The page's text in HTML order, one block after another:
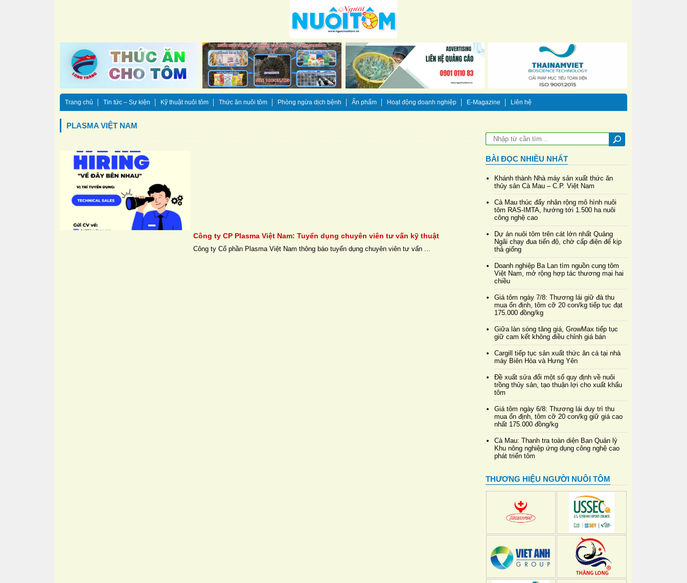
Trang chủ Tin tức – Sự kiện Kỹ thuật nuôi tôm Thức ăn nuôi tôm Phòng ngừa dịch bệnh Ấn phẩm Hoạt động doanh nghiệp E-Magazine Liên hệ
PLASMA VIỆT NAM
Công ty CP Plasma Việt Nam: Tuyển dụng chuyên viên tư vấn kỹ thuật
Công ty Cổ phần Plasma Việt Nam thông báo tuyển dụng chuyên viên tư vấn ...
BÀI ĐỌC NHIỀU NHẤT
Khánh thành Nhà máy sản xuất thức ăn
thủy sản Cà Mau – C.P. Việt Nam
Cà Mau thúc đẩy nhân rộng mô hình nuôi
tôm RAS-IMTA, hướng tới 1.500 ha nuôi
công nghệ cao
Dự án nuôi tôm trên cát lớn nhất Quảng
Ngãi chạy đua tiến độ, chờ cấp điện để kịp
thả giống
Doanh nghiệp Ba Lan tìm nguồn cung tôm
Việt Nam, mở rộng hợp tác thương mại hai
chiều
Giá tôm ngày 7/8: Thương lái giữ đà thu
mua ổn định, tôm cỡ 20 con/kg tiếp tục đạt
175.000 đồng/kg
Giữa làn sóng tăng giá, GrowMax tiếp tục
giữ cam kết không điều chỉnh giá bán
Cargill tiếp tục sản xuất thức ăn cá tại nhà
máy Biên Hòa và Hưng Yên
Đề xuất sửa đổi một số quy định về nuôi
trồng thủy sản, tạo thuận lợi cho xuất khẩu
tôm
Giá tôm ngày 6/8: Thương lái duy trì thu
mua ổn định, tôm cỡ 20 con/kg giữ giá cao
nhất 175.000 đồng/kg
Cà Mau: Thanh tra toàn diện Ban Quản lý
Khu nông nghiệp ứng dụng công nghệ cao
phát triển tôm
THƯƠNG HIỆU NGƯỜI NUÔI TÔM